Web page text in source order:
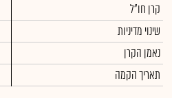
קרן חו"ל
שינוי מדיניות
נאמן הקרן
תאריך הקמה